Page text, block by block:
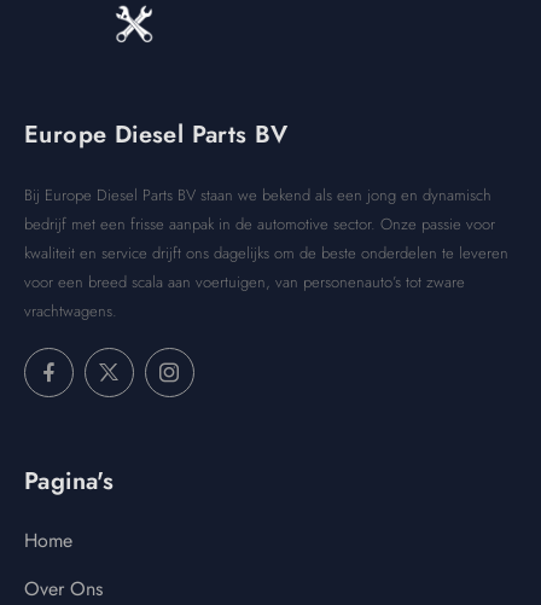
Europe Diesel Parts BV
Bij Europe Diesel Parts BV staan we bekend als een jong en dynamisch
bedrijf met een frisse aanpak in de automotive sector. Onze passie voor
kwaliteit en service drijft ons dagelijks om de beste onderdelen te leveren
voor een breed scala aan voertuigen, van personenauto’s tot zware
vrachtwagens.
Pagina's
Home
Over Ons